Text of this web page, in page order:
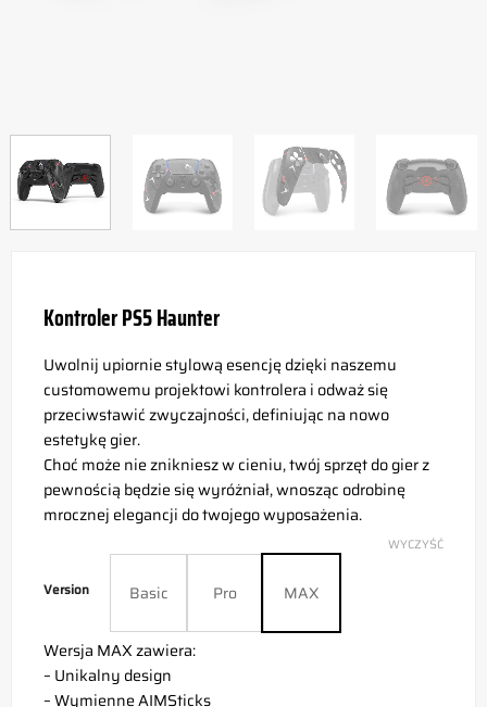
Kontroler PS5 Haunter
Uwolnij upiornie stylową esencję dzięki naszemu
customowemu projektowi kontrolera i odważ się
przeciwstawić zwyczajności, definiując na nowo
estetykę gier.
Choć może nie znikniesz w cieniu, twój sprzęt do gier z
pewnością będzie się wyróżniał, wnosząc odrobinę
mrocznej elegancji do twojego wyposażenia.
Version Basic Pro MAX
WYCZYŚĆ
Wersja MAX zawiera:
– Unikalny design
– Wymienne AIMSticks